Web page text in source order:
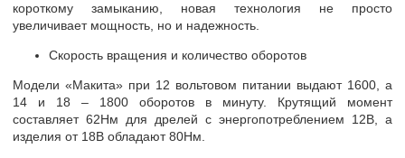
короткому замыканию, новая технология не просто
увеличивает мощность, но и надежность.
Скорость вращения и количество оборотов
Модели «Макита» при 12 вольтовом питании выдают 1600, а
14 и 18 – 1800 оборотов в минуту. Крутящий момент
составляет 62Нм для дрелей с энергопотреблением 12В, а
изделия от 18В обладают 80Нм.